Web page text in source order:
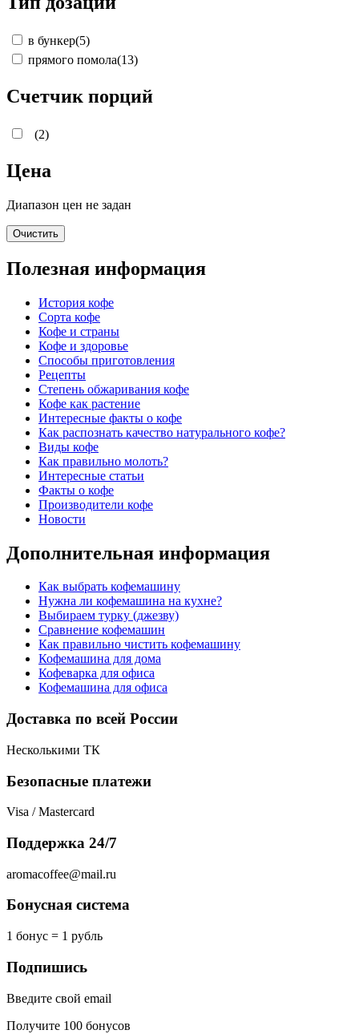
в бункер(5)
прямого помола(13)
Счетчик порций
(2)
Цена
Диапазон цен не задан
Очистить
Полезная информация
История кофе
Сорта кофе
Кофе и страны
Кофе и здоровье
Способы приготовления
Рецепты
Степень обжаривания кофе
Кофе как растение
Интересные факты о кофе
Как распознать качество натурального кофе?
Виды кофе
Как правильно молоть?
Интересные статьи
Факты о кофе
Производители кофе
Новости
Дополнительная информация
Как выбрать кофемашину
Нужна ли кофемашина на кухне?
Выбираем турку (джезву)
Сравнение кофемашин
Как правильно чистить кофемашину
Кофемашина для дома
Кофеварка для офиса
Кофемашина для офиса
Доставка по всей России
Несколькими ТК
Безопасные платежи
Visa / Mastercard
Поддержка 24/7
aromacoffee@mail.ru
Бонусная система
1 бонус = 1 рубль
Подпишись
Введите свой email
Получите 100 бонусов